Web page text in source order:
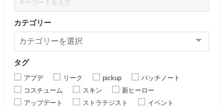
カテゴリー
タグ
アプデ リーク pickup
パッチノート
コスチューム
スキン
新ヒーロー
アップデート
ストラテジスト
イベント